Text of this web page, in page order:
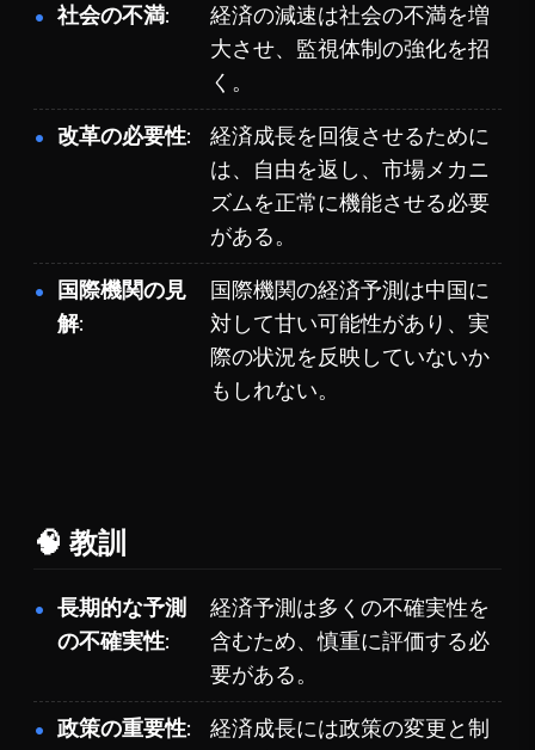
社会の不満
経済の減速は社会の不満を増
大させ、監視体制の強化を招
く。
改革の必要性
経済成長を回復させるために
は、自由を返し、市場メカニ
ズムを正常に機能させる必要
がある。
国際機関の見
解
国際機関の経済予測は中国に
対して甘い可能性があり、実
際の状況を反映していないか
もしれない。
🧠 教訓
長期的な予測
の不確実性
経済予測は多くの不確実性を
含むため、慎重に評価する必
要がある。
政策の重要性
経済成長には政策の変更と制